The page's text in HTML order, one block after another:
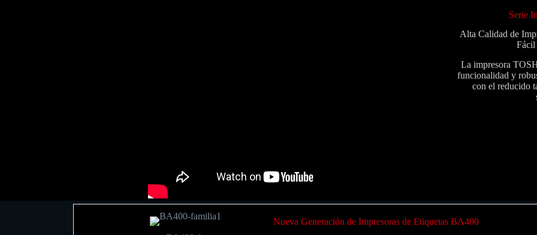
Serie
Alta Calidad de
La impresora
funcionalidad y
con el reducido
Nueva Generación de Impresoras de Etiquetas BA400